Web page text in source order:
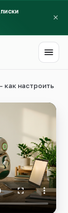
как настроить